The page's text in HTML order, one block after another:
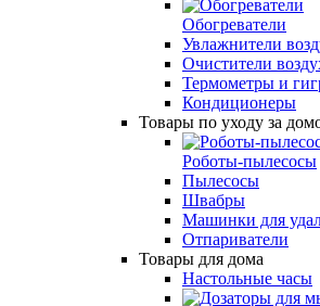
Обогреватели
Увлажнители
Очистители
Термометры и
Кондиционеры
Товары по уходу за
Роботы-пылесосы
Пылесосы
Швабры
Машинки для
Отпариватели
Товары для дома
Настольные часы